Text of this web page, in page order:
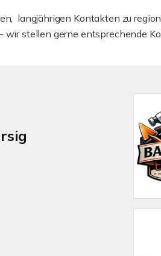
langjährigen Kontakten zu
stellen gerne entsprechende